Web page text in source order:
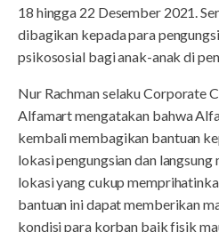
18 hingga 22 Desember 2021.
dibagikan kepada para
psikososial bagi anak-anak di
Nur Rachman selaku Corporate
Alfamart mengatakan bahwa
kembali membagikan bantuan
lokasi pengungsian dan
lokasi yang cukup
bantuan ini dapat memberikan
kondisi para korban baik fisik